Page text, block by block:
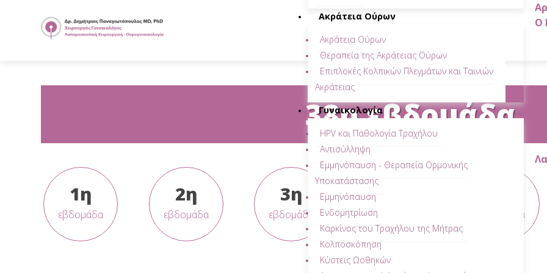
Ακράτεια Ούρων
Ακράτεια Ούρων
Θεραπεία της Ακράτειας Ούρων
Επιπλοκές Κολπικών Πλεγμάτων και Ταινιών
Ακράτειας
Γυναικολογία
HPV και Παθολογία Τραχήλου
Αντισύλληψη
Εμμηνόπαυση - Θεραπεία Ορμονικής
Υποκατάστασης
Εμμηνόπαυση
Ενδομητρίωση
Καρκίνος του Τραχήλου της Μήτρας
Κολποσκόπηση
Κύστεις Ωοθηκών
Ο
38η εβδομάδα
1η
εβδομάδα
2η
εβδομάδα
3η
εβδομάδα εβδομάδα εβδομάδα